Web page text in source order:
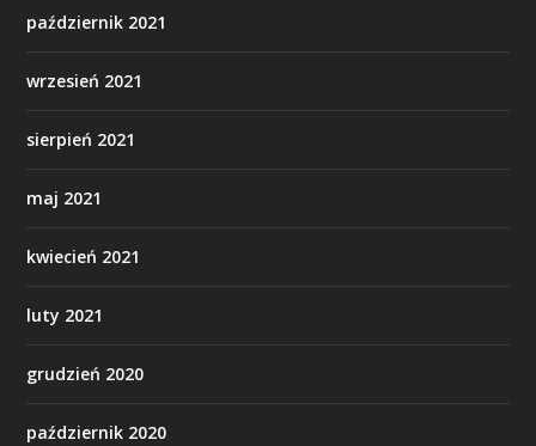
październik 2021
wrzesień 2021
sierpień 2021
maj 2021
kwiecień 2021
luty 2021
grudzień 2020
październik 2020